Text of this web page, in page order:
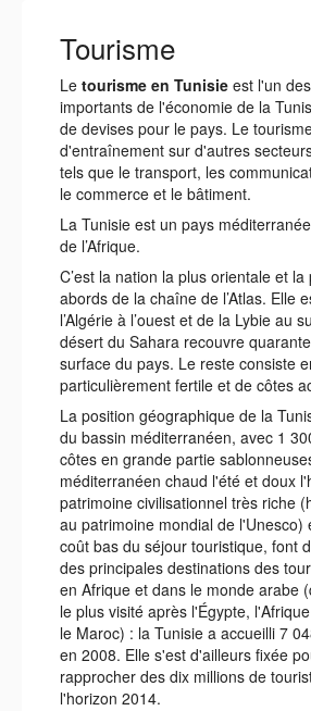
Tourisme
Le tourisme en Tunisie est l'un
importants de l'économie de la
de devises pour le pays. Le
d'entraînement sur d'autres
tels que le transport, les
le commerce et le bâtiment.
La Tunisie est un pays
de l’Afrique.
C’est la nation la plus orientale et
abords de la chaîne de l’Atlas. Elle
l’Algérie à l’ouest et de la Lybie au
désert du Sahara recouvre
surface du pays. Le reste consiste
particulièrement fertile et de côtes
La position géographique de la
du bassin méditerranéen, avec 1
côtes en grande partie
méditerranéen chaud l'été et doux
patrimoine civilisationnel très riche
au patrimoine mondial de l'Unesco)
coût bas du séjour touristique, font
des principales destinations des
en Afrique et dans le monde arabe
le plus visité après l'Égypte,
le Maroc) : la Tunisie a accueilli 7
en 2008. Elle s'est d'ailleurs fixée
rapprocher des dix millions de
l'horizon 2014.